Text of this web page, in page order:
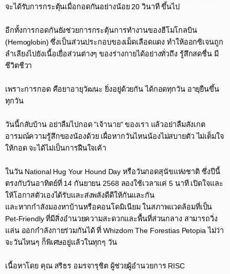
จะได้รับการกระตุ้นเมื่อกอดกันอย่างน้อย 20 วินาที ขึ้นไป​
อีกทั้งการกอดกันยังช่วยการกระตุ้นการทำงานของฮีโมโกลบิน
(Hemoglobin) ซึ่งเป็นส่วนประกอบของเม็ดเลือดแดง ทำให้ออกซิเจนถูก
ลำเลียงไปยังเนื้อเยื่อส่วนต่างๆ ของร่างกายได้อย่างทั่วถึง รู้สึกสดชื่น มี
ชีวิตชีวา​
เพราะการกอด คือยาอายุวัฒนะ ยิ่งอยู่ด้วยกัน ได้กอดทุกวัน อายุยืนขึ้น
ทุกวัน​
วันนี้กลับบ้าน อย่าลืมไปกอด "เจ้านาย" ของเรา แล้วอย่าลืมสังเกต
อารมณ์ความรู้สึกของน้องด้วย เผื่อหากวันไหนน้องไม่สบายตัว ไม่เต็มใจ
ให้กอด จะได้ไม่เป็นการฝืนใจเค้า​
ในวัน National Hug Your Hound Day หรือวันกอดสุนัขแห่งชาติ ซึ่งปีนี้
ตรงกับวันอาทิตย์ที่ 14 กันยายน 2568 ลองใช้เวลาแค่ 5 นาที เปิดใจและ
ให้โอกาสตัวเองได้รับและส่งพลังดีดีให้กันและกัน​
และหากกำลังมองหาบ้านหรือคอนโดมิเนียม ในสภาพแวดล้อมที่เป็น
Pet-Friendly ที่มีสิ่งอำนวยความสะดวกและพื้นที่ส่วนกลาง สามารถวิ่ง
แล่น ออกกำลังกายร่วมกันได้ ที่ Whizdom The Forestias Petopia ไม่ว่า
จะวันไหนๆ ก็พิเศษอยู่แล้วในทุกๆ วัน​
เนื้อหาโดย คุณ สริธร อมรจารุชิต ผู้ช่วยผู้อำนวยการ RISC